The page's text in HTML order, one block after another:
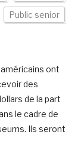
Public senior
ont
des
de la part
le cadre de
Ils seront